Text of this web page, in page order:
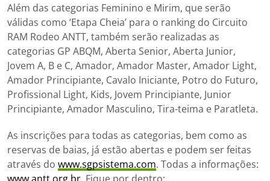
Além das categorias Feminino e Mirim, que serão
válidas como ‘Etapa Cheia’ para o ranking do Circuito
RAM Rodeo ANTT, também serão realizadas as
categorias GP ABQM, Aberta Senior, Aberta Junior,
Jovem A, B e C, Amador, Amador Master, Amador Light,
Amador Principiante, Cavalo Iniciante, Potro do Futuro,
Profissional Light, Kids, Jovem Principiante, Junior
Principiante, Amador Masculino, Tira-teima e Paratleta.
As inscrições para todas as categorias, bem como as
reservas de baias, já estão abertas e podem ser feitas
através do www.sgpsistema.com. Todas a informações:
www.antt.org.br. Fique por dentro: